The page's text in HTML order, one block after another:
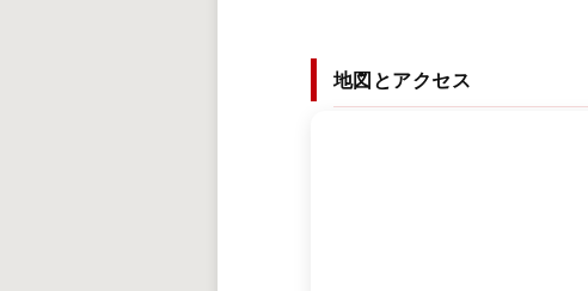
地図とアクセス